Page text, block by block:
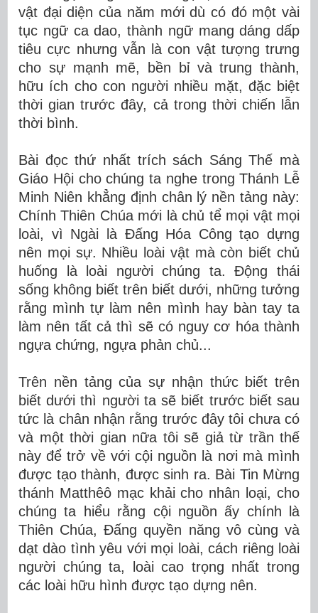
vật đại diện của năm mới dù có đó một vài
tục ngữ ca dao, thành ngữ mang dáng dấp
tiêu cực nhưng vẫn là con vật tượng trưng
cho sự mạnh mẽ, bền bỉ và trung thành,
hữu ích cho con người nhiều mặt, đặc biệt
thời gian trước đây, cả trong thời chiến lẫn
thời bình.
Bài đọc thứ nhất trích sách Sáng Thế mà
Giáo Hội cho chúng ta nghe trong Thánh Lễ
Minh Niên khẳng định chân lý nền tảng này:
Chính Thiên Chúa mới là chủ tể mọi vật mọi
loài, vì Ngài là Đấng Hóa Công tạo dựng
nên mọi sự. Nhiều loài vật mà còn biết chủ
huống là loài người chúng ta. Động thái
sống không biết trên biết dưới, những tưởng
rằng mình tự làm nên mình hay bàn tay ta
làm nên tất cả thì sẽ có nguy cơ hóa thành
ngựa chứng, ngựa phản chủ...
Trên nền tảng của sự nhận thức biết trên
biết dưới thì người ta sẽ biết trước biết sau
tức là chân nhận rằng trước đây tôi chưa có
và một thời gian nữa tôi sẽ giả từ trần thế
này để trở về với cội nguồn là nơi mà mình
được tạo thành, được sinh ra. Bài Tin Mừng
thánh Matthêô mạc khải cho nhân loại, cho
chúng ta hiểu rằng cội nguồn ấy chính là
Thiên Chúa, Đấng quyền năng vô cùng và
dạt dào tình yêu với mọi loài, cách riêng loài
người chúng ta, loài cao trọng nhất trong
các loài hữu hình được tạo dựng nên.